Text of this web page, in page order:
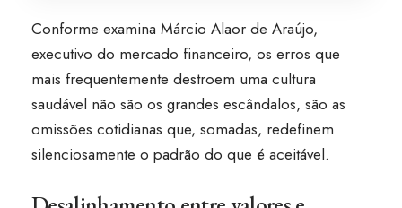
Conforme examina Márcio Alaor de Araújo,
executivo do mercado financeiro, os erros que
mais frequentemente destroem uma cultura
saudável não são os grandes escândalos, são as
omissões cotidianas que, somadas, redefinem
silenciosamente o padrão do que é aceitável.